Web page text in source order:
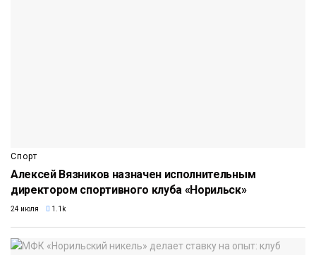
Спорт
Алексей Вязников назначен исполнительным
директором спортивного клуба «Норильск»
24 июля 1.1k